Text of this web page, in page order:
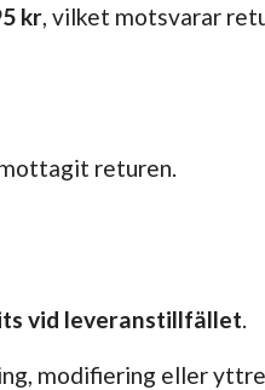
kr, vilket motsvarar
returen.
vid leveranstillfället.
modifiering eller